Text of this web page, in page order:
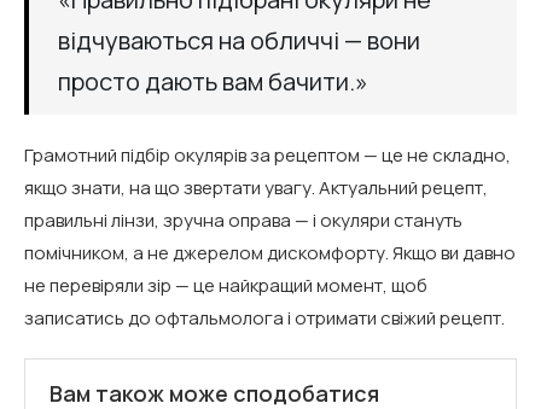
відчуваються на обличчі — вони
просто дають вам бачити.»
Грамотний підбір окулярів за рецептом — це не складно,
якщо знати, на що звертати увагу. Актуальний рецепт,
правильні лінзи, зручна оправа — і окуляри стануть
помічником, а не джерелом дискомфорту. Якщо ви давно
не перевіряли зір — це найкращий момент, щоб
записатись до офтальмолога і отримати свіжий рецепт.
Вам також може сподобатися